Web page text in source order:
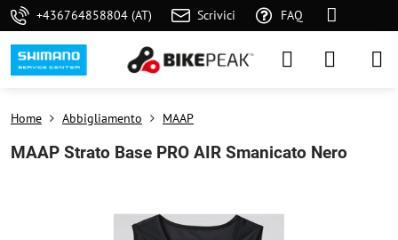
+436764858804 (AT) Scrivici FAQ
Home Abbigliamento MAAP
MAAP Strato Base PRO AIR Smanicato Nero